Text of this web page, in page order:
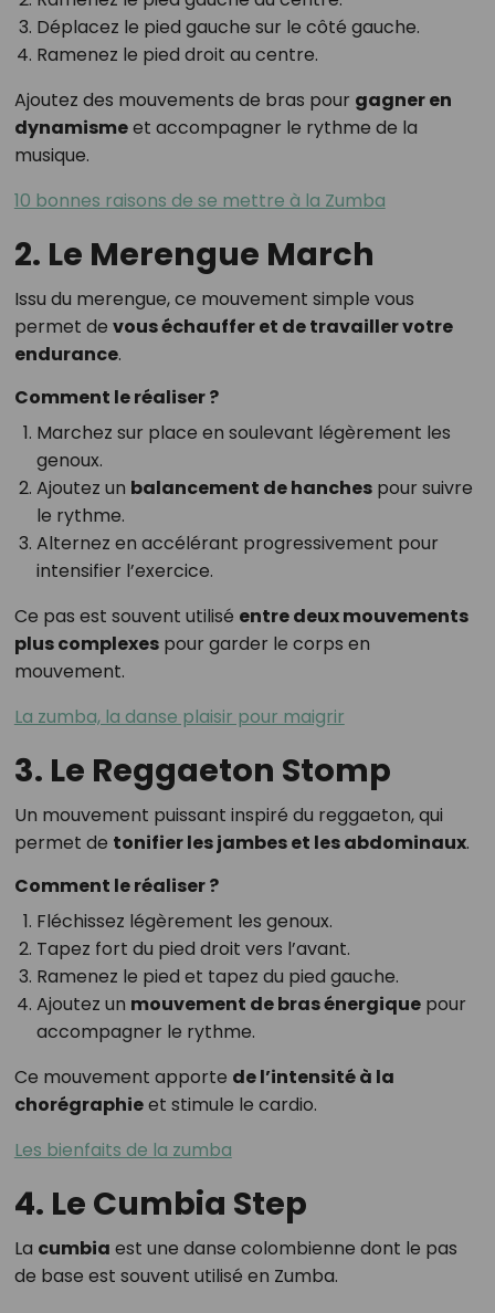
Déplacez le pied gauche sur le côté gauche.
Ramenez le pied droit au centre.
Ajoutez des mouvements de bras pour gagner en
dynamismeet accompagner le rythme de la
musique.
10 bonnes raisons de se mettre à la Zumba
2. Le Merengue March
Issu du merengue, ce mouvement simple vous
permet de vous échauffer et de travailler votre
endurance.
Comment le réaliser ?
Marchez sur place en soulevant légèrement les
genoux.
Ajoutez un balancement de hanchespour suivre
le rythme.
Alternez en accélérant progressivement pour
intensifier l’exercice.
Ce pas est souvent utilisé entre deux mouvements
plus complexespour garder le corps en
mouvement.
La zumba, la danse plaisir pour maigrir
3. Le Reggaeton Stomp
Un mouvement puissant inspiré du reggaeton, qui
permet de tonifier les jambes et les abdominaux.
Comment le réaliser ?
Fléchissez légèrement les genoux.
Tapez fort du pied droit vers l’avant.
Ramenez le pied et tapez du pied gauche.
Ajoutez un mouvement de bras énergiquepour
accompagner le rythme.
Ce mouvement apporte de l’intensité à la
chorégraphieet stimule le cardio.
Les bienfaits de la zumba
4. Le Cumbia Step
La cumbia est une danse colombienne dont le pas
de base est souvent utilisé en Zumba.